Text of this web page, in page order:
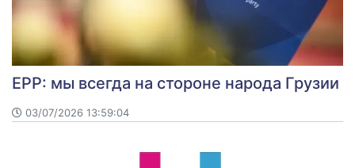
EPP: мы всегда на стороне народа Грузии
03/07/2026 13:59:04